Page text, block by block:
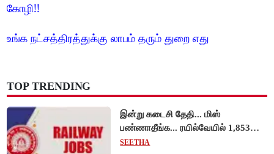
கோழி!!
உங்க நட்சத்திரத்துக்கு லாபம் தரும் துறை எது
TOP TRENDING
இன்று கடைசி தேதி... மிஸ்
பண்ணாதீங்க... ரயில்வேயில் 1,853
அப்ரண்டிஸ் பணியிடங்களுக்கு
SEETHA